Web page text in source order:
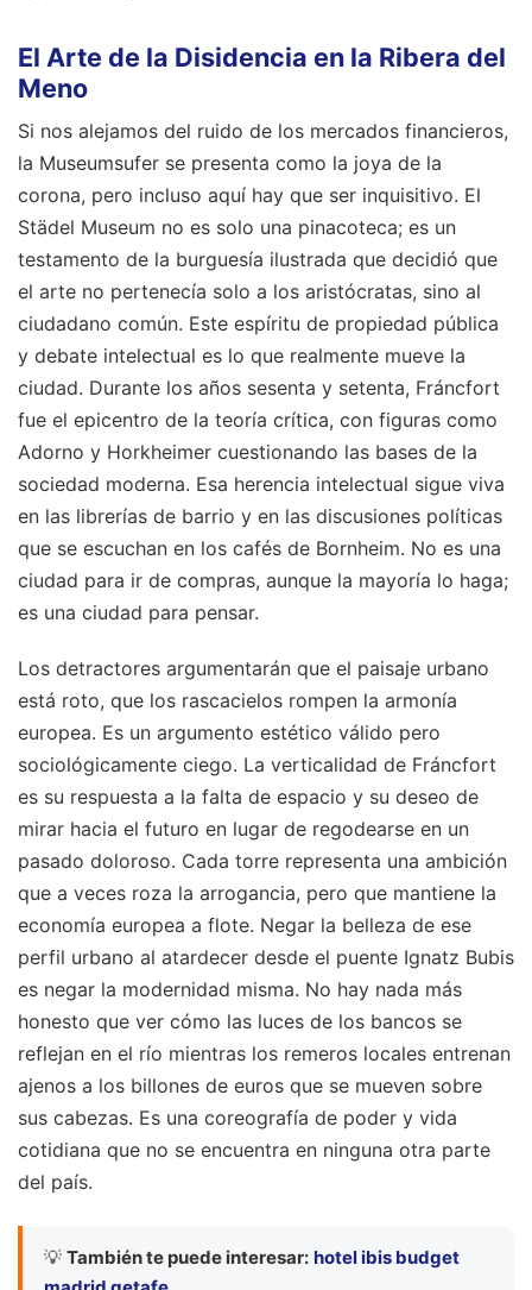
El Arte de la Disidencia en la Ribera del
Meno
Si nos alejamos del ruido de los mercados financieros,
la Museumsufer se presenta como la joya de la
corona, pero incluso aquí hay que ser inquisitivo. El
Städel Museum no es solo una pinacoteca; es un
testamento de la burguesía ilustrada que decidió que
el arte no pertenecía solo a los aristócratas, sino al
ciudadano común. Este espíritu de propiedad pública
y debate intelectual es lo que realmente mueve la
ciudad. Durante los años sesenta y setenta, Fráncfort
fue el epicentro de la teoría crítica, con figuras como
Adorno y Horkheimer cuestionando las bases de la
sociedad moderna. Esa herencia intelectual sigue viva
en las librerías de barrio y en las discusiones políticas
que se escuchan en los cafés de Bornheim. No es una
ciudad para ir de compras, aunque la mayoría lo haga;
es una ciudad para pensar.
Los detractores argumentarán que el paisaje urbano
está roto, que los rascacielos rompen la armonía
europea. Es un argumento estético válido pero
sociológicamente ciego. La verticalidad de Fráncfort
es su respuesta a la falta de espacio y su deseo de
mirar hacia el futuro en lugar de regodearse en un
pasado doloroso. Cada torre representa una ambición
que a veces roza la arrogancia, pero que mantiene la
economía europea a flote. Negar la belleza de ese
perfil urbano al atardecer desde el puente Ignatz Bubis
es negar la modernidad misma. No hay nada más
honesto que ver cómo las luces de los bancos se
reflejan en el río mientras los remeros locales entrenan
ajenos a los billones de euros que se mueven sobre
sus cabezas. Es una coreografía de poder y vida
cotidiana que no se encuentra en ninguna otra parte
del país.
💡 También te puede interesar: hotel ibis budget